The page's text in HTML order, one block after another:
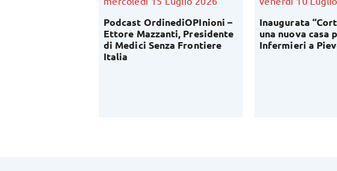
Podcast OrdinediOPInioni –
Ettore Mazzanti, Presidente
di Medici Senza Frontiere
Italia
Inaugurata
una nuova casa
Infermieri a